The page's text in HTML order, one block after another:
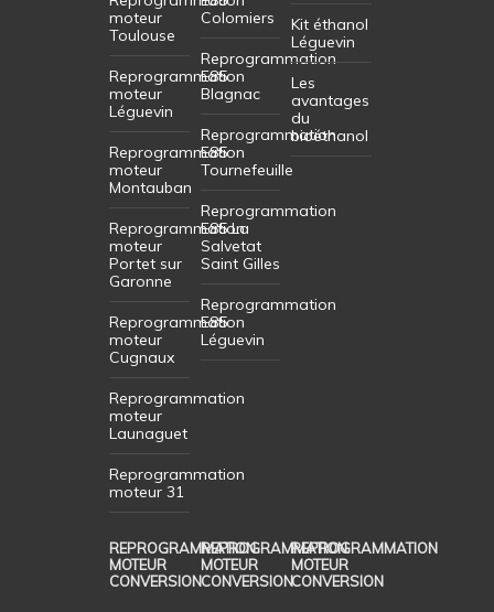
moteur
Toulouse
Reprogrammation
moteur
Léguevin
Reprogrammation
moteur
Montauban
Reprogrammation
moteur
Portet sur
Garonne
Reprogrammation
moteur
Cugnaux
Reprogrammation
moteur
Launaguet
Reprogrammation
moteur 31
Colomiers
Reprogrammation
E85
Blagnac
Reprogrammation
E85
Tournefeuille
Reprogrammation
E85 La
Salvetat
Saint Gilles
Reprogrammation
E85
Léguevin
Kit éthanol
Léguevin
Les
avantages
du
bioéthanol
REPROGRAMMATION
MOTEUR
CONVERSION
REPROGRAMMATION
MOTEUR
CONVERSION
REPROGRAMMATION
MOTEUR
CONVERSION